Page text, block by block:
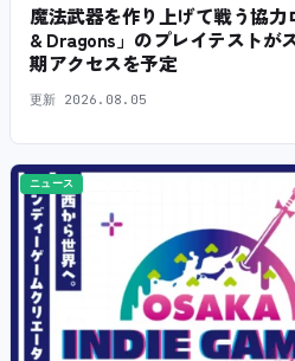
魔法武器を作り上げて戦う協力
& Dragons」のプレイテストが
期アクセスを予定
更新 2026.08.05
ニュース